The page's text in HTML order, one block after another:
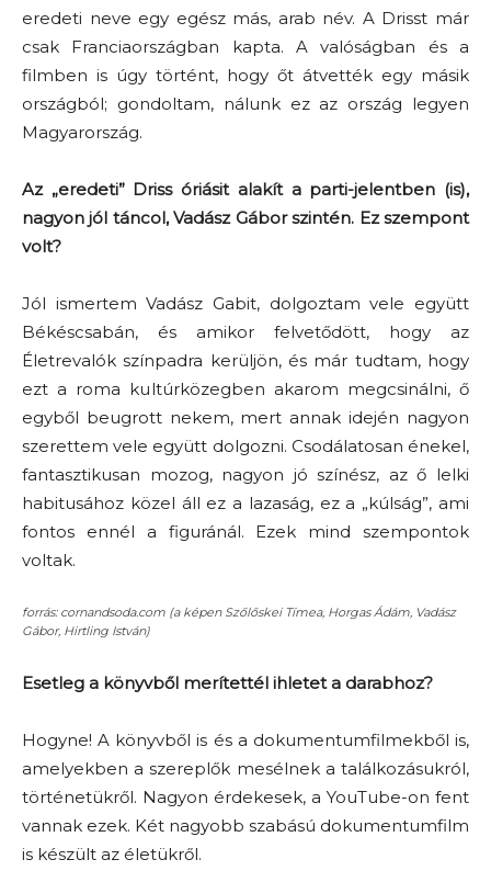
eredeti neve egy egész más, arab név. A Drisst már
csak Franciaországban kapta. A valóságban és a
filmben is úgy történt, hogy őt átvették egy másik
országból; gondoltam, nálunk ez az ország legyen
Magyarország.
Az „eredeti” Driss óriásit alakít a parti-jelentben (is),
nagyon jól táncol, Vadász Gábor szintén. Ez szempont
volt?
Jól ismertem Vadász Gabit, dolgoztam vele együtt
Békéscsabán, és amikor felvetődött, hogy az
Életrevalók színpadra kerüljön, és már tudtam, hogy
ezt a roma kultúrközegben akarom megcsinálni, ő
egyből beugrott nekem, mert annak idején nagyon
szerettem vele együtt dolgozni. Csodálatosan énekel,
fantasztikusan mozog, nagyon jó színész, az ő lelki
habitusához közel áll ez a lazaság, ez a „kúlság”, ami
fontos ennél a figuránál. Ezek mind szempontok
voltak.
forrás: cornandsoda.com (a képen Szőlőskei Tímea, Horgas Ádám, Vadász
Gábor, Hirtling István)
Esetleg a könyvből merítettél ihletet a darabhoz?
Hogyne! A könyvből is és a dokumentumfilmekből is,
amelyekben a szereplők mesélnek a találkozásukról,
történetükről. Nagyon érdekesek, a YouTube-on fent
vannak ezek. Két nagyobb szabású dokumentumfilm
is készült az életükről.